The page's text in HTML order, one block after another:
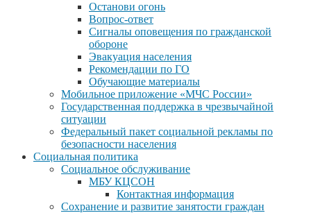
Останови огонь
Вопрос-ответ
Сигналы оповещения по гражданской
обороне
Эвакуация населения
Рекомендации по ГО
Обучающие материалы
Мобильное приложение «МЧС России»
Государственная поддержка в чрезвычайной
ситуации
Федеральный пакет социальной рекламы по
безопасности населения
Социальная политика
Социальное обслуживание
МБУ КЦСОН
Контактная информация
Сохранение и развитие занятости граждан